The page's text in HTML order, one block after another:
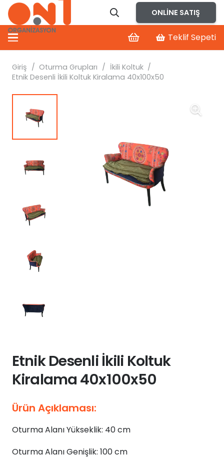
ONLINE SATIŞ
Teklif Sepeti
Giriş / Oturma Grupları / İkili Koltuk /
Etnik Desenli İkili Koltuk Kiralama 40x100x50
Etnik Desenli İkili Koltuk
Kiralama 40x100x50
Ürün Açıklaması:
Oturma Alanı Yükseklik: 40 cm
Oturma Alanı Genişlik: 100 cm